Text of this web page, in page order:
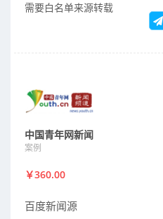
需要白名单来源转载
中国青年网新闻
案例
￥360.00
百度新闻源